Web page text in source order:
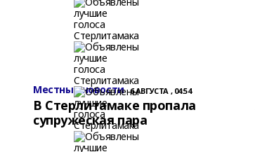
Местные новости 6 АВГУСТА , 04:54
В Стерлитамаке пропала
супружеская пара